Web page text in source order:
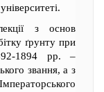
з основ
ґрунту при
1894 рр. –
звання, а з